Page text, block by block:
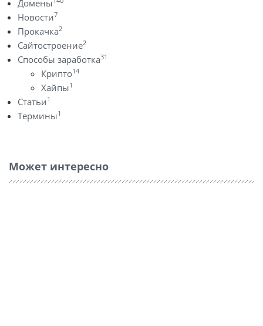
Домены
Новости7
Прокачка2
Сайтостроение2
Способы заработка31
Крипто14
Хайпы1
Статьи1
Термины1
Может интересно